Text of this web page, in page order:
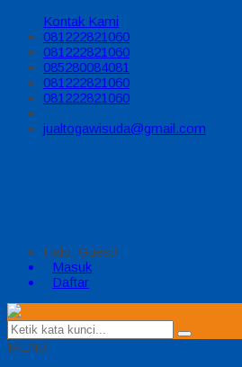
Kontak Kami
081222821060
081222821060
085280084081
081222821060
081222821060
jualtogawisuda@gmail.com
Halo, Guest!
Masuk
Daftar
MENU